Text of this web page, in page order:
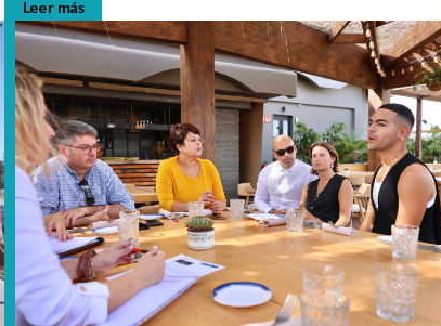
LOCAL
Leer más